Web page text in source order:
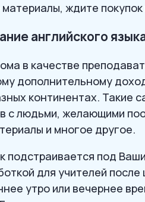
ждите
английского
в качестве
дополнительному
континентах. Такие
с людьми, желающими
и многое другое.
подстраивается под
для учителей
утро или вечернее